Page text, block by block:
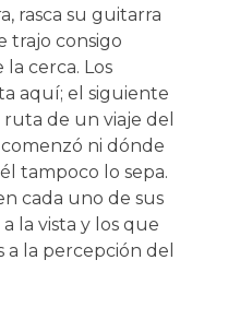
rasca su guitarra
trajo consigo
cerca. Los
aquí; el siguiente
de un viaje del
ni dónde
tampoco lo sepa.
cada uno de sus
la vista y los que
la percepción del